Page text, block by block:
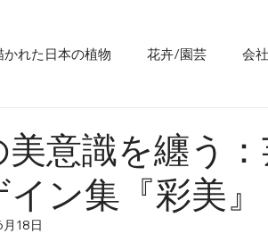
かれた日本の植物 花卉/園芸 会社
美意識を纏う
ン集『彩美』
18日